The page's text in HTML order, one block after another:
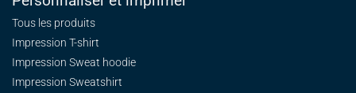
Tous les produits
Impression T-shirt
Impression Sweat hoodie
Impression Sweatshirt